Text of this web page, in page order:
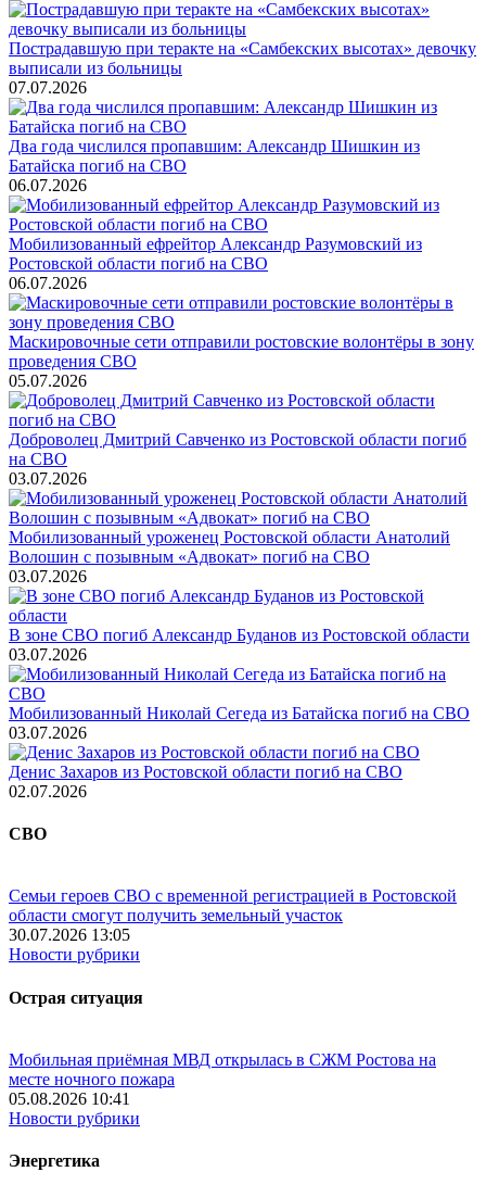
Пострадавшую при теракте на «Самбекских высотах» девочку
выписали из больницы
07.07.2026
Два года числился пропавшим: Александр Шишкин из
Батайска погиб на СВО
06.07.2026
Мобилизованный ефрейтор Александр Разумовский из
Ростовской области погиб на СВО
06.07.2026
Маскировочные сети отправили ростовские волонтёры в зону
проведения СВО
05.07.2026
Доброволец Дмитрий Савченко из Ростовской области погиб
на СВО
03.07.2026
Мобилизованный уроженец Ростовской области Анатолий
Волошин с позывным «Адвокат» погиб на СВО
03.07.2026
В зоне СВО погиб Александр Буданов из Ростовской области
03.07.2026
Мобилизованный Николай Сегеда из Батайска погиб на СВО
03.07.2026
Денис Захаров из Ростовской области погиб на СВО
02.07.2026
СВО
Семьи героев СВО с временной регистрацией в Ростовской
области смогут получить земельный участок
30.07.2026 13:05
Новости рубрики
Острая ситуация
Мобильная приёмная МВД открылась в СЖМ Ростова на
месте ночного пожара
05.08.2026 10:41
Новости рубрики
Энергетика